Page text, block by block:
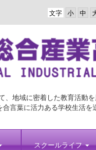
文字
、地域に密着した教育活動を
合言葉に活力ある学校生活を
スクールライフ